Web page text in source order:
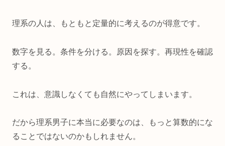
理系の人は、もともと定量的に考えるのが得意です。
数字を見る。条件を分ける。原因を探す。再現性を確認
する。
これは、意識しなくても自然にやってしまいます。
だから理系男子に本当に必要なのは、もっと算数的にな
ることではないのかもしれません。